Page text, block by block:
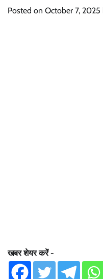
Posted on October 7, 2025
खबर शेयर करें -